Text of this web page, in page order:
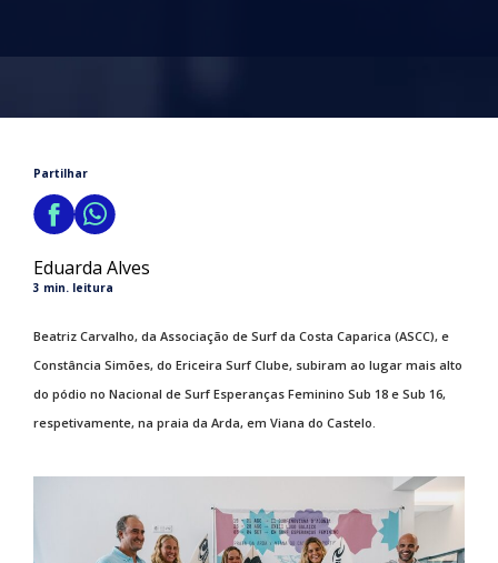
Partilhar
Eduarda Alves
3 min. leitura
Beatriz Carvalho, da Associação de Surf da Costa Caparica (ASCC), e
Constância Simões, do Ericeira Surf Clube, subiram ao lugar mais alto
do pódio no Nacional de Surf Esperanças Feminino Sub 18 e Sub 16,
respetivamente, na praia da Arda, em Viana do Castelo.